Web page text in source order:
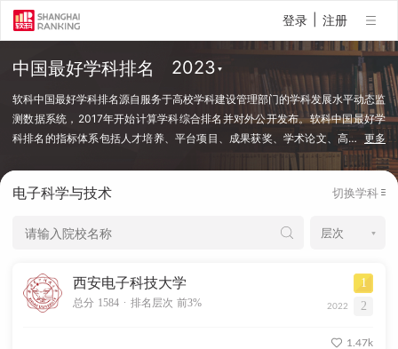
登录 注册
中国最好学科排名
…更多
软科中国最好学科排名源自服务于高校学科建设管理部门的学科发展水平动态监
测数据系统，2017年开始计算学科综合排名并对外公开发布。软科中国最好学
科排名的指标体系包括人才培养、平台项目、成果获奖、学术论文、高
端人才等指标类别，使用百余项学科建设管理中密切关注的指标变量，强调通过
好学科排名采用的学科口径是国务院学位委员会、教育部颁布的《研究生教育学
对象是在该学科设有研究生学位授权点的所有高校，发布的是在该学科排名前
业学位类别，涉及超过500所高校的上万个学科点（查看排名方法）。
电子科学与技术 切换学科
西安电子科技大学 1
总分 1584 . 排名层次 前3% 2022 2
1.47k